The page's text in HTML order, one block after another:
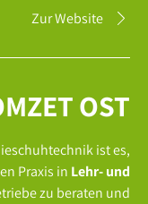
Zur Website
OST
ist es,
Praxis in Lehr- und
zu beraten und